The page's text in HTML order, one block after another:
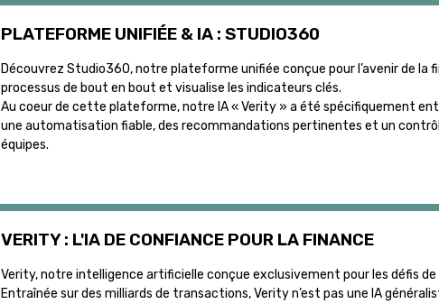
PLATEFORME UNIFIÉE & IA : STUDIO360
Découvrez Studio360, notre plateforme unifiée conçue pour l’avenir de la
processus de bout en bout et visualise les indicateurs clés.
Au coeur de cette plateforme, notre IA « Verity » a été spécifiquement
une automatisation fiable, des recommandations pertinentes et un
équipes.
VERITY : L'IA DE CONFIANCE POUR LA FINANCE
Verity, notre intelligence artificielle conçue exclusivement pour les défis
Entraînée sur des milliards de transactions, Verity n’est pas une IA